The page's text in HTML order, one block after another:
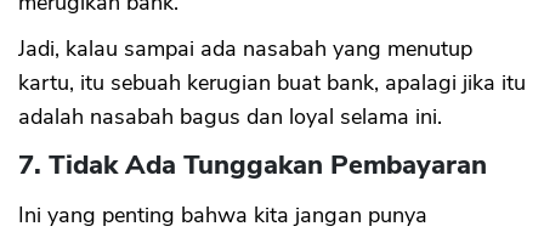
Jadi, kalau sampai ada nasabah yang menutup
kartu, itu sebuah kerugian buat bank, apalagi jika itu
adalah nasabah bagus dan loyal selama ini.
7. Tidak Ada Tunggakan Pembayaran
Ini yang penting bahwa kita jangan punya